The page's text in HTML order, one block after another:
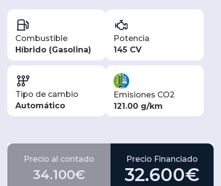
Combustible
Híbrido (Gasolina)
Potencia
145 CV
Tipo de cambio
Automático
Emisiones CO2
121.00 g/km
Precio al contado
34.100€
Precio Financiado
32.600€